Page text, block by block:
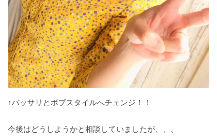
↑バッサリとボブスタイルへチェンジ！！
今後はどうしようかと相談していましたが、、、